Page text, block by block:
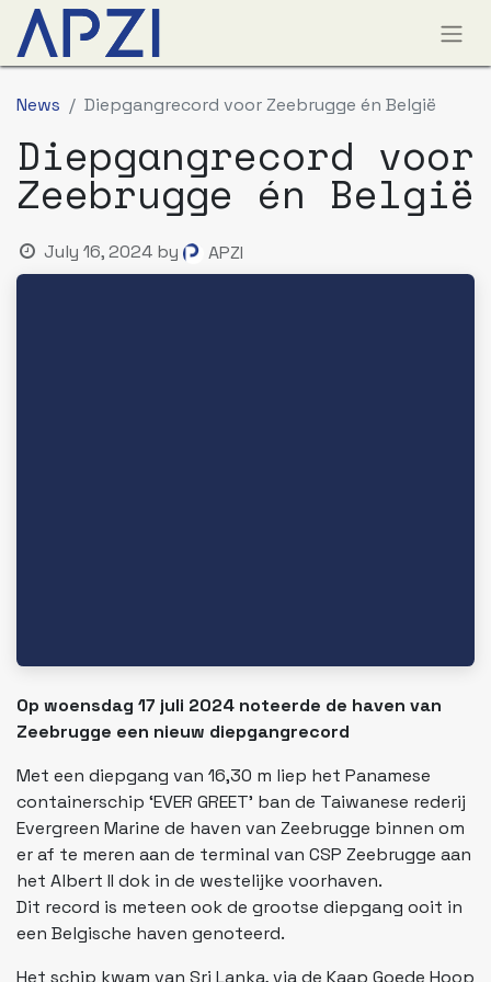
News Diepgangrecord voor Zeebrugge én België
Diepgangrecord voor
Zeebrugge én België
July 16, 2024 by APZI
Op woensdag 17 juli 2024 noteerde de haven van
Zeebrugge een nieuw diepgangrecord
Met een diepgang van 16,30 m liep het Panamese
containerschip ‘EVER GREET’ ban de Taiwanese rederij
Evergreen Marine de haven van Zeebrugge binnen om
er af te meren aan de terminal van CSP Zeebrugge aan
het Albert II dok in de westelijke voorhaven.
Dit record is meteen ook de grootse diepgang ooit in
een Belgische haven genoteerd.